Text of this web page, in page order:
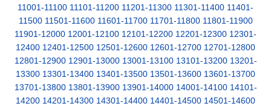
11001-11100 11101-11200 11201-11300 11301-11400 11401-
11500 11501-11600 11601-11700 11701-11800 11801-11900
11901-12000 12001-12100 12101-12200 12201-12300 12301-
12400 12401-12500 12501-12600 12601-12700 12701-12800
12801-12900 12901-13000 13001-13100 13101-13200 13201-
13300 13301-13400 13401-13500 13501-13600 13601-13700
13701-13800 13801-13900 13901-14000 14001-14100 14101-
14200 14201-14300 14301-14400 14401-14500 14501-14600